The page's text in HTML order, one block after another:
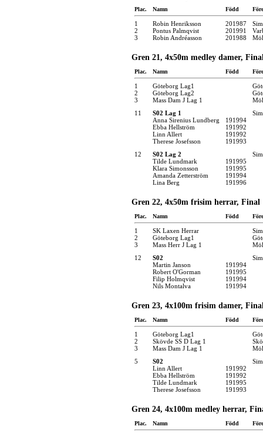
Plac. Namn Född
1 Robin Henriksson 201987
2
Pontus Palmqvist 201991
3
Robin Andréasson 201988
Gren 21, 4x50m medley damer,
Plac. Namn Född
1 Göteborg Lag1
2
Göteborg Lag2
3
Mass Dam J Lag 1
11
S02 Lag 1
Anna Sirenius Lundberg
191994
Ebba Hellström
191992
Linn Allert
191992
Therese Josefsson
191993
12
S02 Lag 2
Tilde Lundmark
191995
Klara Simonsson
191995
Amanda Zetterström
191994
Lina Berg
191996
Gren 22, 4x50m frisim herrar, Final
Plac. Namn Född
1 SK Laxen Herrar
2
Göteborg Lag1
3
Mass Herr J Lag 1
12
S02
Martin Janson
191994
Robert O'Gorman
191995
Filip Holmqvist
191994
Nils Montalva
191994
Gren 23, 4x100m frisim damer,
Plac. Namn Född
1 Göteborg Lag1
2
Skövde SS D Lag 1
3
Mass Dam J Lag 1
5
S02
Linn Allert
191992
Ebba Hellström
191992
Tilde Lundmark
191995
Therese Josefsson
191993
Gren 24, 4x100m medley herrar,
Plac. Namn Född